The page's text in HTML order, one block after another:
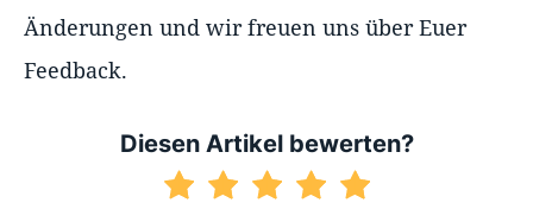
Änderungen und wir freuen uns über Euer
Feedback.
Diesen Artikel bewerten?